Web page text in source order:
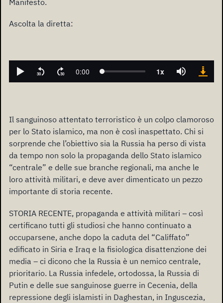
Ascolta la diretta:
Il sanguinoso attentato terroristico è un colpo clamoroso
per lo Stato islamico, ma non è così inaspettato. Chi si
sorprende che l’obiettivo sia la Russia ha perso di vista
da tempo non solo la propaganda dello Stato islamico
“centrale” e delle sue branche regionali, ma anche le
loro attività militari, e deve aver dimenticato un pezzo
importante di storia recente.
STORIA RECENTE, propaganda e attività militari – così
certificano tutti gli studiosi che hanno continuato a
occuparsene, anche dopo la caduta del “Califfato”
edificato in Siria e Iraq e la fisiologica disattenzione dei
media – ci dicono che la Russia è un nemico centrale,
prioritario. La Russia infedele, ortodossa, la Russia di
Putin e delle sue sanguinose guerre in Cecenia, della
repressione degli islamisti in Daghestan, in Inguscezia,